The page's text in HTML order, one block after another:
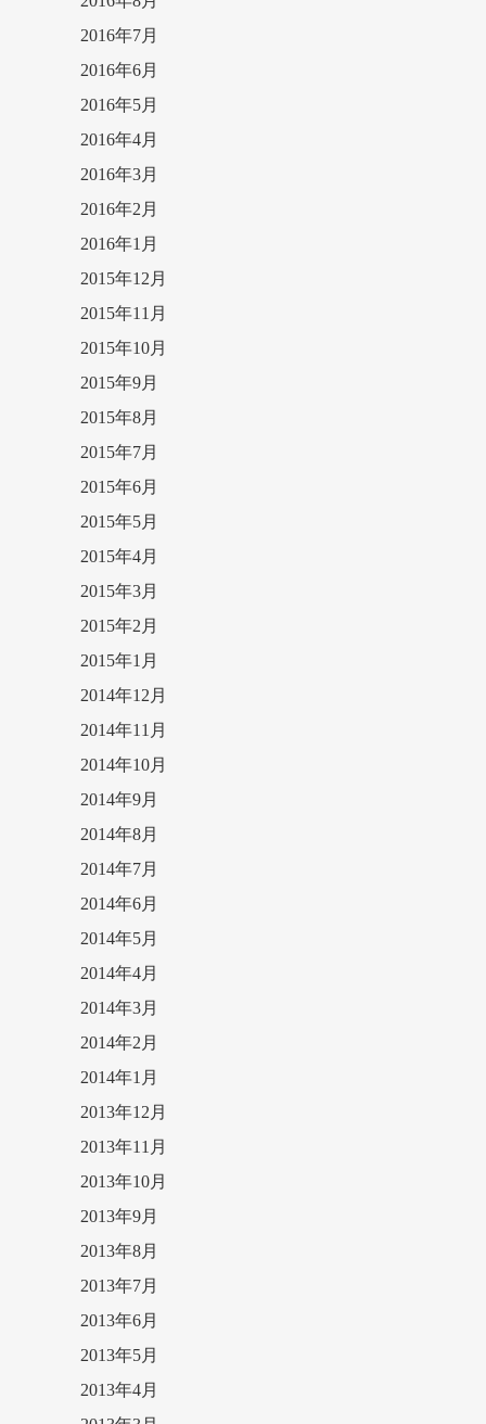
2016年7月
2016年6月
2016年5月
2016年4月
2016年3月
2016年2月
2016年1月
2015年12月
2015年11月
2015年10月
2015年9月
2015年8月
2015年7月
2015年6月
2015年5月
2015年4月
2015年3月
2015年2月
2015年1月
2014年12月
2014年11月
2014年10月
2014年9月
2014年8月
2014年7月
2014年6月
2014年5月
2014年4月
2014年3月
2014年2月
2014年1月
2013年12月
2013年11月
2013年10月
2013年9月
2013年8月
2013年7月
2013年6月
2013年5月
2013年4月